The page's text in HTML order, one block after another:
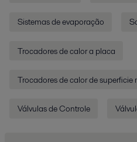
Sistemas de evaporação
Trocadores de calor a placa
Trocadores de calor de superficie
Válvulas de Controle